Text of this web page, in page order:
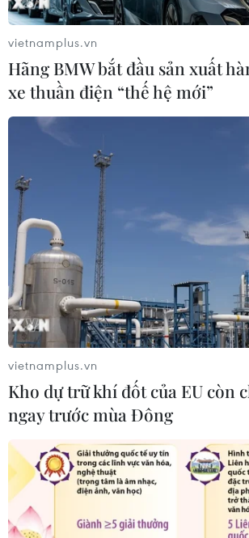
vietnamplus.vn
Hãng BMW bắt đầu sản xuất
xe thuần điện “thế hệ mới”
vietnamplus.vn
Kho dự trữ khí đốt của EU còn
ngay trước mùa Đông